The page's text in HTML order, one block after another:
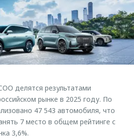
делятся результатами
рынке в 2025 году. По
47 543 автомобиля, что
7 место в общем рейтинге с
3,6%.